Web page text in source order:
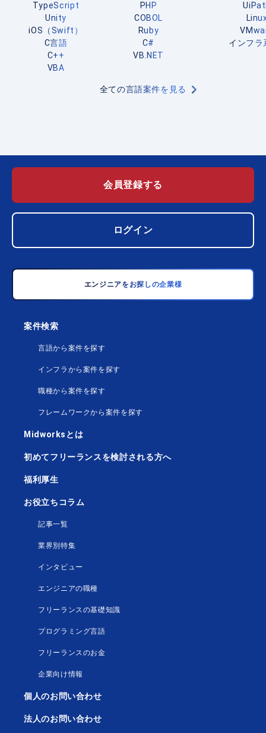
TypeScript
PHP
Unity
COBOL
iOS（Swift）
Ruby
C言語
C#
C++
VB.NET
VBA
全ての言語案件を見る
インフラ
会員登録する
ログイン
エンジニアをお探しの企業様
案件検索
言語から案件を探す
インフラから案件を探す
職種から案件を探す
フレームワークから案件を探す
Midworksとは
初めてフリーランスを検討される方へ
福利厚生
お役立ちコラム
記事一覧
業界別特集
インタビュー
エンジニアの職種
フリーランスの基礎知識
プログラミング言語
フリーランスのお金
企業向け情報
個人のお問い合わせ
法人のお問い合わせ